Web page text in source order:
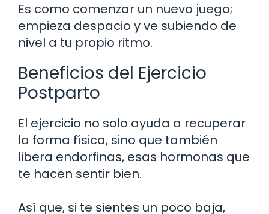
Es como comenzar un nuevo juego;
empieza despacio y ve subiendo de
nivel a tu propio ritmo.
Beneficios del Ejercicio
Postparto
El ejercicio no solo ayuda a recuperar
la forma física, sino que también
libera endorfinas, esas hormonas que
te hacen sentir bien.
Así que, si te sientes un poco baja,